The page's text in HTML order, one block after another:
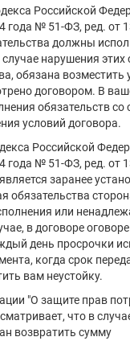
Российской
года № 51-ФЗ, ред. от
должны
нарушения этих
обязана возместить
договором. В
обязательств со
условий договора.
Российской
года № 51-ФЗ, ред. от
заранее
или
в договоре
день просрочки
когда срок
вам неустойку.
"О защите прав
что в
возвратить сумму